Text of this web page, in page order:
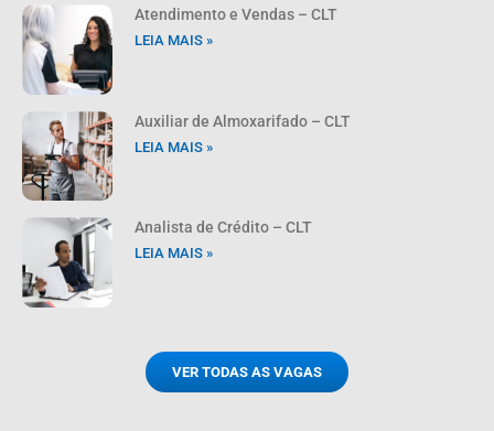
Atendimento e Vendas – CLT
LEIA MAIS »
Auxiliar de Almoxarifado – CLT
LEIA MAIS »
Analista de Crédito – CLT
LEIA MAIS »
VER TODAS AS VAGAS